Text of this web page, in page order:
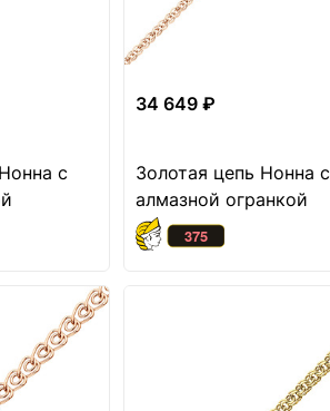
с
34 649 ₽
Золотая цепь Нонна с
алмазной огранкой